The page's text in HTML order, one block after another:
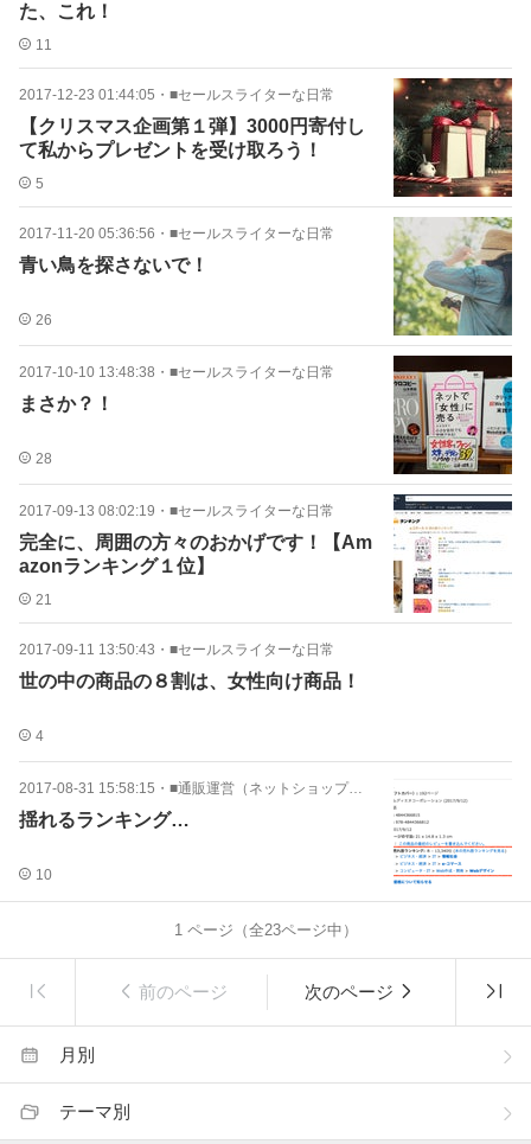
た、これ！
11
2017-12-23 01:44:05 ・ ■セールスライターな日常
【クリスマス企画第１弾】3000円寄付し
て私からプレゼントを受け取ろう！
5
2017-11-20 05:36:56 ・ ■セールスライターな日常
青い鳥を探さないで！
26
2017-10-10 13:48:38 ・ ■セールスライターな日常
まさか？！
28
2017-09-13 08:02:19 ・ ■セールスライターな日常
完全に、周囲の方々のおかげです！【Am
azonランキング１位】
21
2017-09-11 13:50:43 ・ ■セールスライターな日常
世の中の商品の８割は、女性向け商品！
4
2017-08-31 15:58:15 ・ ■通販運営（ネットショップ・EC）
揺れるランキング…
10
1ページ（全23ページ中）
前のページ 次のページ
月別
テーマ別